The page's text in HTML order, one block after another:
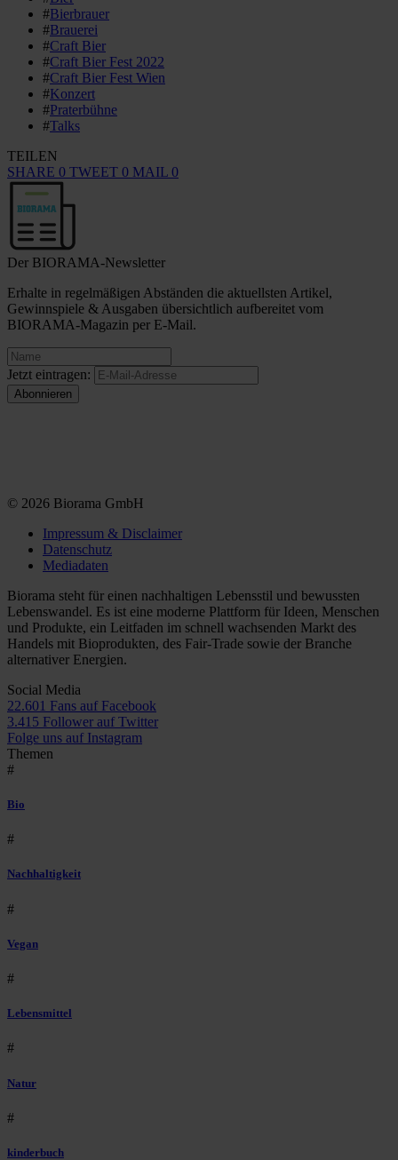
#Bierbrauer
#Brauerei
#Craft Bier
#Craft Bier Fest 2022
#Craft Bier Fest Wien
#Konzert
#Praterbühne
#Talks
TEILEN
SHARE 0 TWEET 0 MAIL 0
Der BIORAMA-Newsletter
Erhalte in regelmäßigen Abständen die aktuellsten Artikel,
Gewinnspiele & Ausgaben übersichtlich aufbereitet vom
BIORAMA-Magazin per E-Mail.
Jetzt eintragen:
© 2026 Biorama GmbH
Impressum & Disclaimer
Datenschutz
Mediadaten
Biorama steht für einen nachhaltigen Lebensstil und bewussten
Lebenswandel. Es ist eine moderne Plattform für Ideen, Menschen
und Produkte, ein Leitfaden im schnell wachsenden Markt des
Handels mit Bioprodukten, des Fair-Trade sowie der Branche
alternativer Energien.
Social Media
22.601 Fans auf Facebook
3.415 Follower auf Twitter
Folge uns auf Instagram
Themen
#
Bio
#
Nachhaltigkeit
#
Vegan
#
Lebensmittel
#
Natur
#
kinderbuch